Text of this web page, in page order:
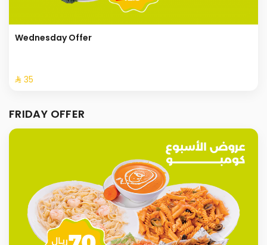
Wednesday Offer
⁨⁦‪‬ 35⁩
FRIDAY OFFER